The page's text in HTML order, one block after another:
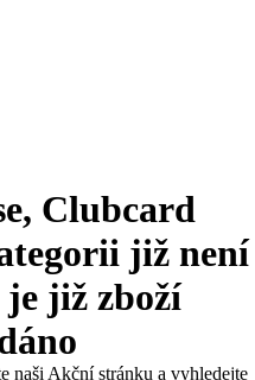
Clubcard
již není
již zboží
naši Akční stránku a vyhledejte